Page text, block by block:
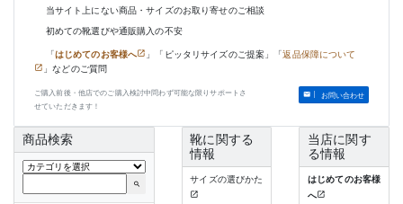
当サイト上にない商品・サイズのお取り寄せのご相談
初めての靴選びや通販購入の不安
「はじめてのお客様へ 」「ピッタリサイズのご提案」「返品保障について
」などのご質問
ご購入前後・他店でのご購入検討中問わず可能な限りサポートさ
せていただきます！
お問い合わせ
商品検索
search
靴に関する
情報
サイズの選びかた
当店に関す
る情報
はじめてのお客様
へ